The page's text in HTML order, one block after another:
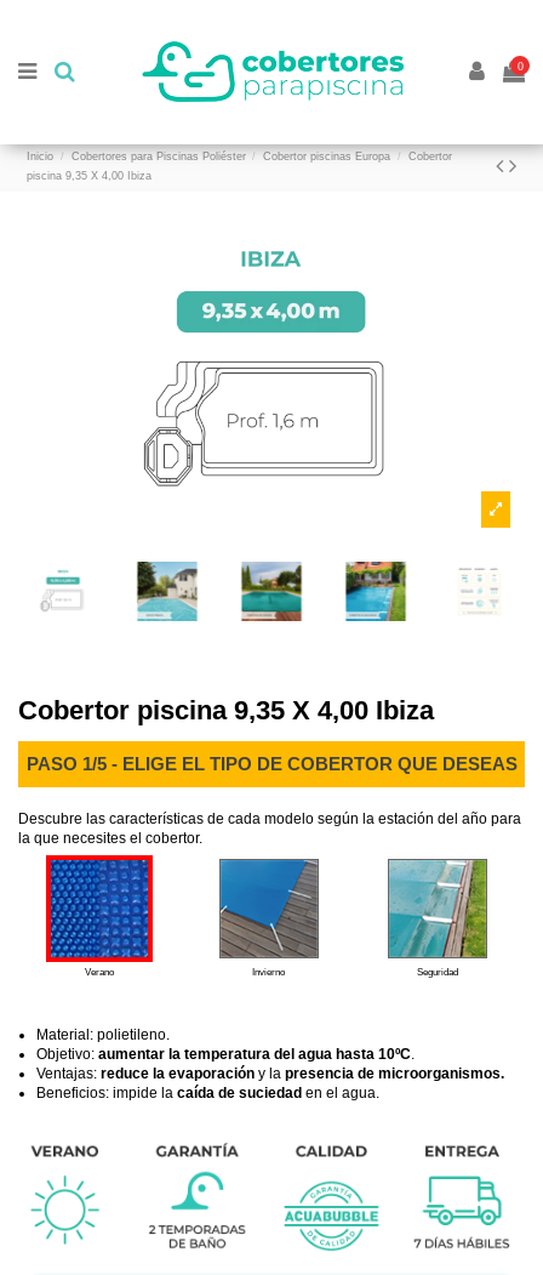
0
Inicio Cobertores para Piscinas Poliéster Cobertor piscinas Europa
Cobertor
piscina 9,35 X 4,00 Ibiza
Cobertor piscina 9,35 X 4,00 Ibiza
PASO 1/5 - ELIGE EL TIPO DE COBERTOR QUE DESEAS
Descubre las características de cada modelo según la estación del año para
la que necesites el cobertor.
Verano Invierno Seguridad
Material: polietileno.
Objetivo: aumentar la temperatura del agua hasta 10ºC
Ventajas: reduce la evaporación y la presencia de microorganismos.
Beneficios: impide la caída de suciedad en el agua.